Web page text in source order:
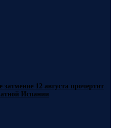
затмение 12 августа прочертит
Испании